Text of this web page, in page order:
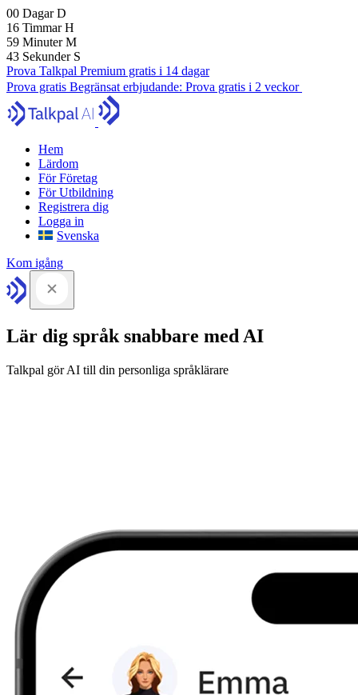
00 DagarD
16 TimmarH
59 MinuterM
42 Sekunder S
Prova Talkpal Premium gratis i 14 dagar
Prova gratis Begränsat erbjudande: Prova gratis i 2 veckor
Hem
Lärdom
För Företag
För Utbildning
Registrera dig
Logga in
Svenska
Kom igång
Lär dig språk snabbare med AI
Talkpal gör AI till din personliga språklärare